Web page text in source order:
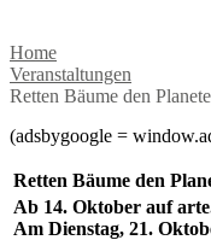
Home
Veranstaltungen
Retten Bäume den
(adsbygoogle =
Retten Bäume den
Ab 14. Oktober auf
Am Dienstag, 21.